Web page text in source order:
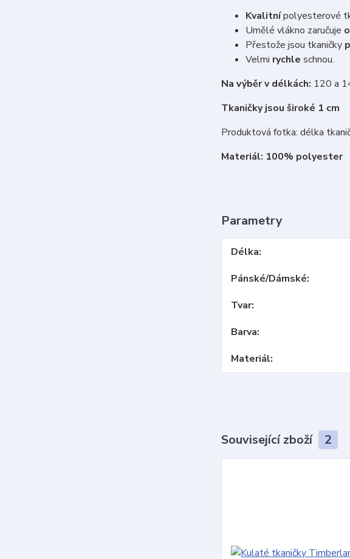
Kvalitnípolyesterové
Umělé vlákno zaručuje
Přestože jsou tkaničky
Velmi rychle schnou.
Na výběr v délkách: 120 a
Tkaničky jsou široké 1 cm
Produktová fotka: délka
Materiál: 100% polyester
Parametry
Délka
Pánské/Dámské
Tvar
Barva
Materiál
Související zboží 2